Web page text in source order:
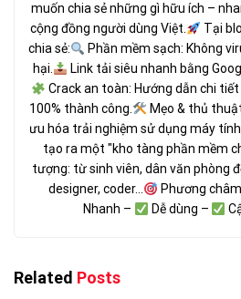
muốn chia sẻ những gì hữu ích –
cộng đồng người dùng Việt.
Tại
chia sẻ:
Phần mềm sạch: Không
hại.
Link tải siêu nhanh bằng
Crack an toàn: Hướng dẫn chi
100% thành công.
Mẹo & thủ
ưu hóa trải nghiệm sử dụng máy tính.
tạo ra một "kho tàng phần mềm
tượng: từ sinh viên, dân văn phòng
designer, coder...
Phương
Nhanh –
Dễ dùng –
Related Posts